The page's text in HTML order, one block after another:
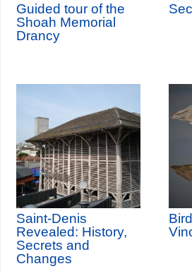
Guided tour of the
Shoah Memorial
Drancy
Saint-Denis
Revealed: History,
Secrets and
Changes